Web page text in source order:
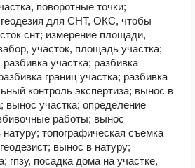
поворотные точки;
геодезия для СНТ, ОКС, чтобы
снт; измерение площади,
участок, площадь участка;
участка; разбивка
границ участка; разбивка
контроль экспертиза; вынос в
вынос участка; определение
работы; вынос
натуру; топографическая съёмка
вынос в натуру;
гпзу, посадка дома на участке,